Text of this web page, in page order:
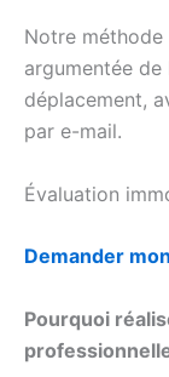
Notre méthode
argumentée
déplacement,
par e-mail.
Évaluation
Demander
Pourquoi